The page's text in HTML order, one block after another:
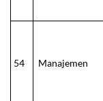
54 Manajemen